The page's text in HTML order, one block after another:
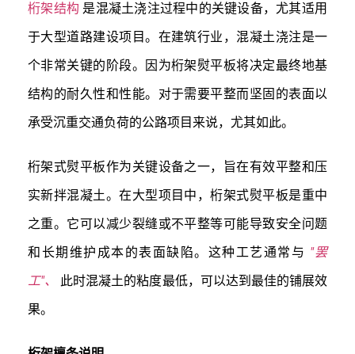
桁架结构 是混凝土浇注过程中的关键设备，尤其适用
于大型道路建设项目。在建筑行业，混凝土浇注是一
个非常关键的阶段。因为桁架熨平板将决定最终地基
结构的耐久性和性能。对于需要平整而坚固的表面以
承受沉重交通负荷的公路项目来说，尤其如此。
桁架式熨平板作为关键设备之一，旨在有效平整和压
实新拌混凝土。在大型项目中，桁架式熨平板是重中
之重。它可以减少裂缝或不平整等可能导致安全问题
和长期维护成本的表面缺陷。这种工艺通常与 "罢
工"、
此时混凝土的粘度最低，可以达到最佳的铺展效
果。